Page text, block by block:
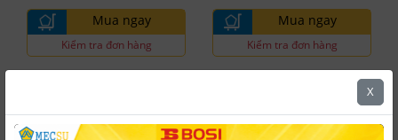
Mua ngay
Kiểm tra đơn hàng
Mua ngay
Kiểm tra đơn hàng
X